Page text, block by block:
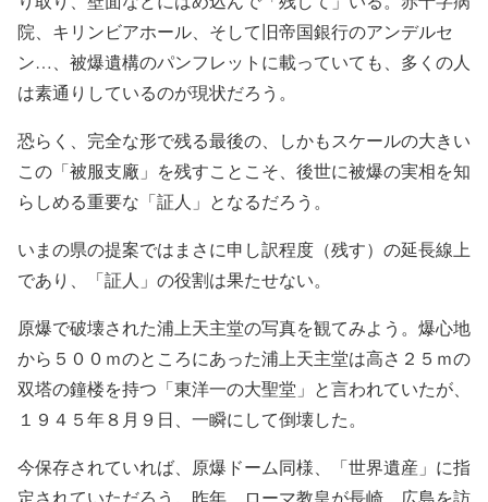
院、キリンビアホール、そして旧帝国銀行のアンデルセ
ン…、被爆遺構のパンフレットに載っていても、多くの人
は素通りしているのが現状だろう。
恐らく、完全な形で残る最後の、しかもスケールの大きい
この「被服支廠」を残すことこそ、後世に被爆の実相を知
らしめる重要な「証人」となるだろう。
いまの県の提案ではまさに申し訳程度（残す）の延長線上
であり、「証人」の役割は果たせない。
原爆で破壊された浦上天主堂の写真を観てみよう。爆心地
から５００ｍのところにあった浦上天主堂は高さ２５ｍの
双塔の鐘楼を持つ「東洋一の大聖堂」と言われていたが、
１９４５年８月９日、一瞬にして倒壊した。
今保存されていれば、原爆ドーム同様、「世界遺産」に指
定されていただろう。昨年、ローマ教皇が長崎、広島を訪